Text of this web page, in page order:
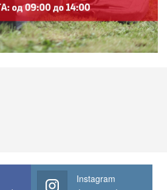
Instagram